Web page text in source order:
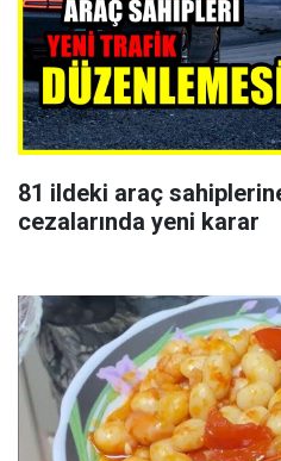
81 ildeki araç
cezalarında yeni karar